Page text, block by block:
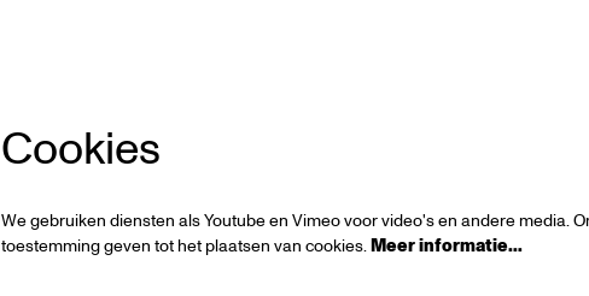
Cookies
We gebruiken diensten als Youtube en Vimeo voor video's en andere media.
toestemming geven tot het plaatsen van cookies.Meer informatie…